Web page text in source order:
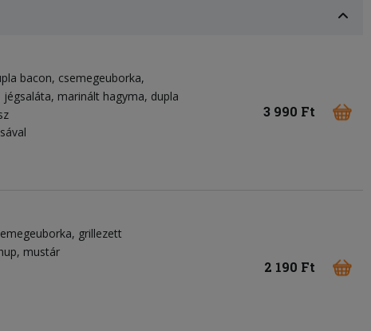
bacon csemegeuborka
jégsaláta marinált hagyma dupla
3 990 Ft
grillezett
mustár
2 190 Ft